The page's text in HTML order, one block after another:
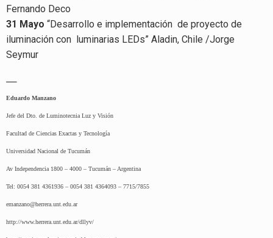
Fernando Deco
31 Mayo “Desarrollo e implementación de proyecto de
iluminación con luminarias LEDs” Aladin, Chile /Jorge
Seymur
—
Eduardo Manzano
Jefe del Dto. de Luminotecnia Luz y Visión
Facultad de Ciencias Exactas y Tecnología
Universidad Nacional de Tucumán
Av Independencia 1800 – 4000 – Tucumán – Argentina
Tel: 0054 381 4361936 – 0054 381 4364093 – 7715/7855
emanzano@herrera.unt.edu.ar
http://www.herrera.unt.edu.ar/dllyv/